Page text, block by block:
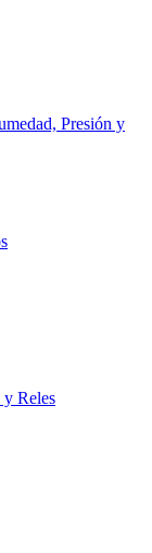
Presión y
y Reles